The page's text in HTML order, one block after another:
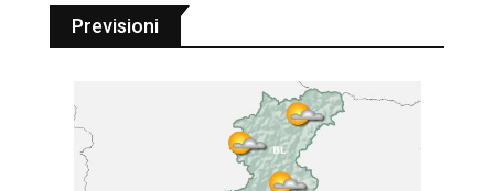
Previsioni